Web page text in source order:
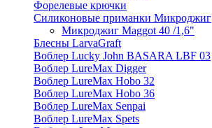
Форелевые крючки
Силиконовые приманки Микроджиг
Микроджиг Maggot 40 /1,6"
Блесны LarvaGraft
Воблер Lucky John BASARA LBF 03
Воблер LureMax Digger
Воблер LureMax Hobo 32
Воблер LureMax Hobo 36
Воблер LureMax Senpai
Воблер LureMax Spets